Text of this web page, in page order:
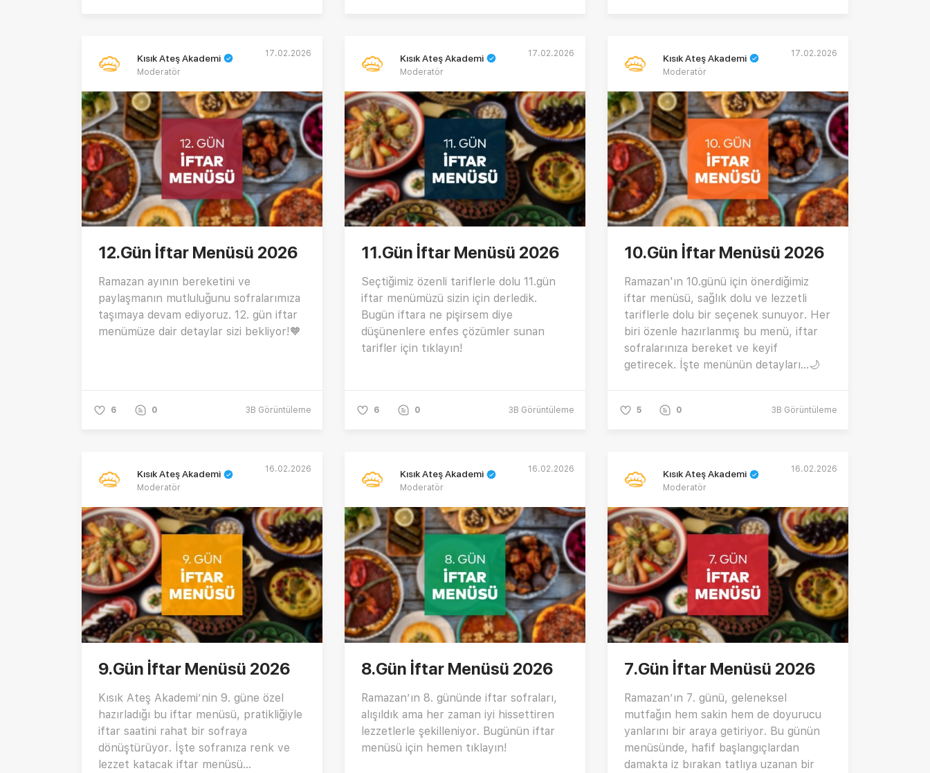
Kısık Ateş Akademi
Moderatör
17.02.2026
12.Gün İftar Menüsü 2026
Ramazan ayının bereketini ve
paylaşmanın mutluluğunu sofralarımıza
taşımaya devam ediyoruz. 12. gün iftar
menümüze dair detaylar sizi bekliyor!🧡
6 0 3B Görüntüleme
Kısık Ateş Akademi
Moderatör
17.02.2026
11.Gün İftar Menüsü 2026
Seçtiğimiz özenli tariflerle dolu 11.gün
iftar menümüzü sizin için derledik.
Bugün iftara ne pişirsem diye
düşünenlere enfes çözümler sunan
tarifler için tıklayın!
6 0 3B Görüntüleme
Kısık Ateş Akademi
Moderatör
17.02.2026
10.Gün İftar Menüsü 2026
Ramazan'ın 10.günü için önerdiğimiz
iftar menüsü, sağlık dolu ve lezzetli
tariflerle dolu bir seçenek sunuyor. Her
biri özenle hazırlanmış bu menü, iftar
sofralarınıza bereket ve keyif
getirecek. İşte menünün detayları…🌙
5 0 3B Görüntüleme
Kısık Ateş Akademi
Moderatör
16.02.2026
9.Gün İftar Menüsü 2026
Kısık Ateş Akademi’nin 9. güne özel
hazırladığı bu iftar menüsü, pratikliğiyle
iftar saatini rahat bir sofraya
dönüştürüyor. İşte sofranıza renk ve
lezzet katacak iftar menüsü…
Kısık Ateş Akademi
Moderatör
16.02.2026
8.Gün İftar Menüsü 2026
Ramazan’ın 8. gününde iftar sofraları,
alışıldık ama her zaman iyi hissettiren
lezzetlerle şekilleniyor. Bugünün iftar
menüsü için hemen tıklayın!
Kısık Ateş Akademi
Moderatör
16.02.2026
7.Gün İftar Menüsü 2026
Ramazan’ın 7. günü, geleneksel
mutfağın hem sakin hem de doyurucu
yanlarını bir araya getiriyor. Bu günün
menüsünde, hafif başlangıçlardan
damakta iz bırakan tatlıya uzanan bir